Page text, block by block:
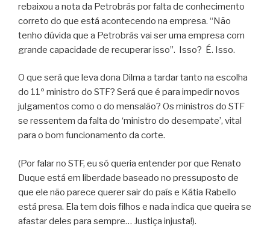
rebaixou a nota da Petrobrás por falta de conhecimento
correto do que está acontecendo na empresa. “Não
tenho dúvida que a Petrobrás vai ser uma empresa com
grande capacidade de recuperar isso”. Isso? É. Isso.
O que será que leva dona Dilma a tardar tanto na escolha
do 11º ministro do STF? Será que é para impedir novos
julgamentos como o do mensalão? Os ministros do STF
se ressentem da falta do ‘ministro do desempate’, vital
para o bom funcionamento da corte.
(Por falar no STF, eu só queria entender por que Renato
Duque está em liberdade baseado no pressuposto de
que ele não parece querer sair do país e Kátia Rabello
está presa. Ela tem dois filhos e nada indica que queira se
afastar deles para sempre… Justiça injusta!).